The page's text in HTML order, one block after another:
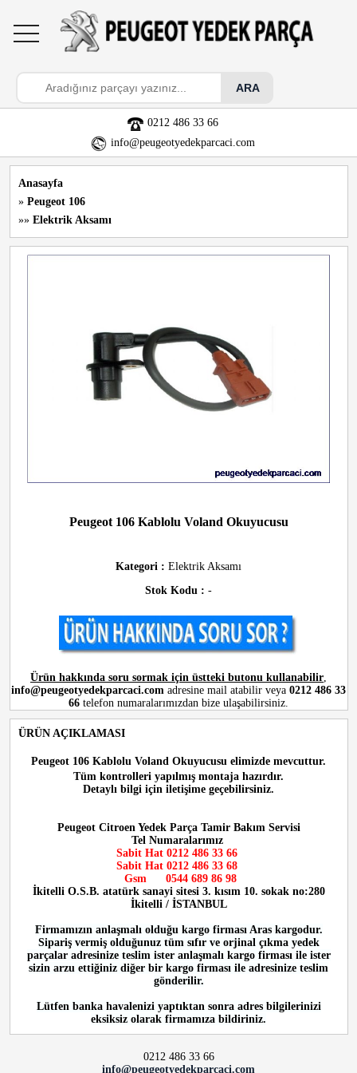
toggle
navigation
0212 486 33 66
info@peugeotyedekparcaci.com
Anasayfa
» Peugeot 106
»» Elektrik Aksamı
Peugeot 106 Kablolu Voland Okuyucusu
Kategori : Elektrik Aksamı
Stok Kodu : -
Ürün hakkında soru sormak için üstteki butonu kullanabilir
info@peugeotyedekparcaci.com adresine mail atabilir veya 0212 486 33
66 telefon numaralarımızdan bize ulaşabilirsiniz.
ÜRÜN AÇIKLAMASI
Peugeot 106 Kablolu Voland Okuyucusu elimizde mevcuttur.
Tüm kontrolleri yapılmış montaja hazırdır.
Detaylı bilgi için iletişime geçebilirsiniz.
Peugeot Citroen Yedek Parça Tamir Bakım Servisi
Tel Numaralarımız
Sabit Hat 0212 486 33 66
Sabit Hat 0212 486 33 68
Gsm 0544 689 86 98
İkitelli O.S.B. atatürk sanayi sitesi 3. kısım 10. sokak no:280
İkitelli / İSTANBUL
Firmamızın anlaşmalı olduğu kargo firması Aras kargodur.
Sipariş vermiş olduğunuz tüm sıfır ve orjinal çıkma yedek
parçalar adresinize teslim ister anlaşmalı kargo firması ile ister
sizin arzu ettiğiniz diğer bir kargo firması ile adresinize teslim
gönderilir.
Lütfen banka havalenizi yaptıktan sonra adres bilgilerinizi
eksiksiz olarak firmamıza bildiriniz.
0212 486 33 66
info@peugeotyedekparcaci.com